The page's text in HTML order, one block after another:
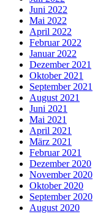
Juni 2022
Mai 2022
April 2022
Februar 2022
Januar 2022
Dezember 2021
Oktober 2021
September 2021
August 2021
Juni 2021
Mai 2021
April 2021
März 2021
Februar 2021
Dezember 2020
November 2020
Oktober 2020
September 2020
August 2020